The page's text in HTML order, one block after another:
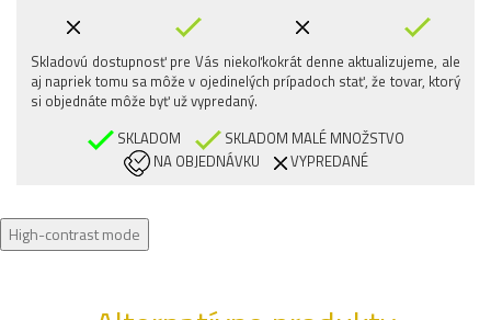
Skladovú dostupnosť pre Vás niekoľkokrát denne aktualizujeme, ale
aj napriek tomu sa môže v ojedinelých prípadoch stať, že tovar, ktorý
si objednáte môže byť už vypredaný.
SKLADOM
SKLADOM MALÉ MNOŽSTVO
NA OBJEDNÁVKU
VYPREDANÉ
High-contrast mode